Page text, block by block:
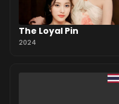
The Loyal Pin
2024